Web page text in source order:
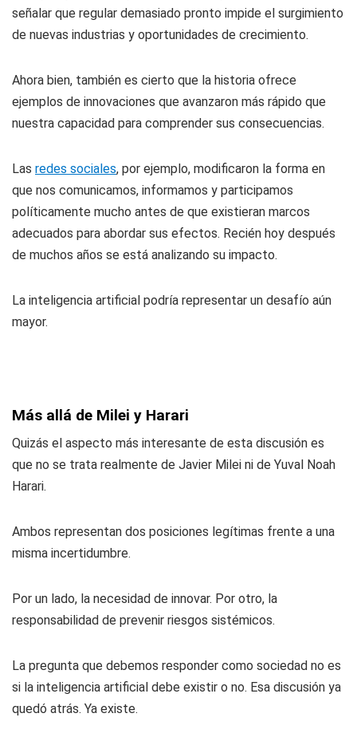
señalar que regular demasiado pronto impide el surgimiento
de nuevas industrias y oportunidades de crecimiento.
Ahora bien, también es cierto que la historia ofrece
ejemplos de innovaciones que avanzaron más rápido que
nuestra capacidad para comprender sus consecuencias.
Las redes sociales, por ejemplo, modificaron la forma en
que nos comunicamos, informamos y participamos
políticamente mucho antes de que existieran marcos
adecuados para abordar sus efectos. Recién hoy después
de muchos años se está analizando su impacto.
La inteligencia artificial podría representar un desafío aún
mayor.
Más allá de Milei y Harari
Quizás el aspecto más interesante de esta discusión es
que no se trata realmente de Javier Milei ni de Yuval Noah
Harari.
Ambos representan dos posiciones legítimas frente a una
misma incertidumbre.
Por un lado, la necesidad de innovar. Por otro, la
responsabilidad de prevenir riesgos sistémicos.
La pregunta que debemos responder como sociedad no es
si la inteligencia artificial debe existir o no. Esa discusión ya
quedó atrás. Ya existe.